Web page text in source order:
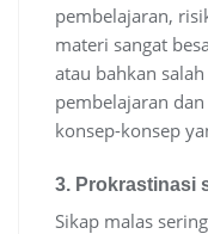
pembelajaran,
materi sangat
atau bahkan
pembelajaran
konsep-konsep
3. Prokrastinasi
Sikap malas